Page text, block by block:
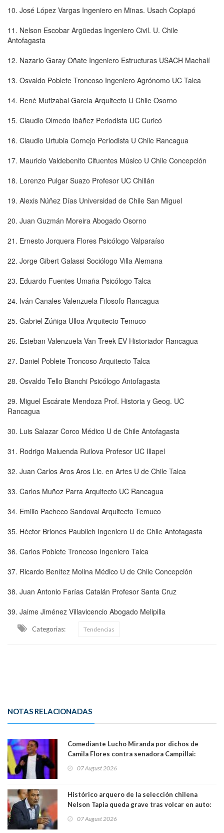
10. José López Vargas Ingeniero en Minas. Usach Copiapó
11. Nelson Escobar Argüedas Ingeniero Civil. U. Chile
Antofagasta
12. Nazario Garay Oñate Ingeniero Estructuras USACH Machalí
13. Osvaldo Poblete Troncoso Ingeniero Agrónomo UC Talca
14. René Mutizabal García Arquitecto U Chile Osorno
15. Claudio Olmedo Ibáñez Periodista UC Curicó
16. Claudio Urtubia Cornejo Periodista U Chile Rancagua
17. Mauricio Valdebenito Cifuentes Músico U Chile Concepción
18. Lorenzo Pulgar Suazo Profesor UC Chillán
19. Alexis Núñez Días Universidad de Chile San Miguel
20. Juan Guzmán Moreira Abogado Osorno
21. Ernesto Jorquera Flores Psicólogo Valparaíso
22. Jorge Gibert Galassi Sociólogo Villa Alemana
23. Eduardo Fuentes Umaña Psicólogo Talca
24. Iván Canales Valenzuela Filosofo Rancagua
25. Gabriel Zúñiga Ulloa Arquitecto Temuco
26. Esteban Valenzuela Van Treek EV Historiador Rancagua
27. Daniel Poblete Troncoso Arquitecto Talca
28. Osvaldo Tello Bianchi Psicólogo Antofagasta
29. Miguel Escárate Mendoza Prof. Historia y Geog. UC
Rancagua
30. Luis Salazar Corco Médico U de Chile Antofagasta
31. Rodrigo Maluenda Ruilova Profesor UC Illapel
32. Juan Carlos Aros Aros Lic. en Artes U de Chile Talca
33. Carlos Muñoz Parra Arquitecto UC Rancagua
34. Emilio Pacheco Sandoval Arquitecto Temuco
35. Héctor Briones Paublich Ingeniero U de Chile Antofagasta
36. Carlos Poblete Troncoso Ingeniero Talca
37. Ricardo Benítez Molina Médico U de Chile Concepción
38. Juan Antonio Farías Catalán Profesor Santa Cruz
39. Jaime Jiménez Villavicencio Abogado Melipilla
Categorias: Tendencias
NOTAS RELACIONADAS
Comediante Lucho Miranda por dichos de
Camila Flores contra senadora Campillai:
forma de quitar dignidad"
07 August 2026
Histórico arquero de la selección chilena
Nelson Tapia queda grave tras volcar en auto:
07 August 2026